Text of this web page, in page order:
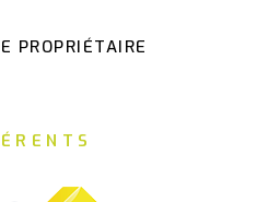
PROPRIÉTAIRE